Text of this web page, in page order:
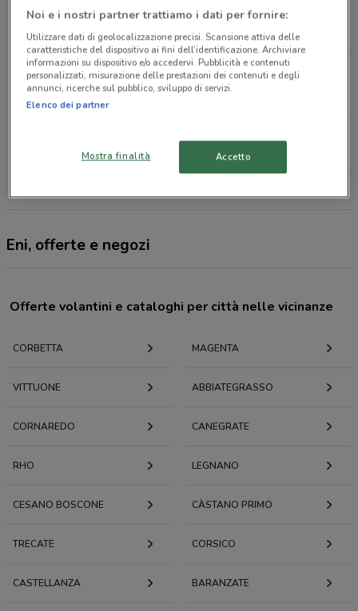
Roma / Gallina Bareggio
6.2 km
Viale Giotto Abbiategrasso
6.4 km
6.5 km
Eni, offerte e negozi
Offerte volantini e cataloghi per città nelle vicinanze
CORBETTA MAGENTA
VITTUONE ABBIATEGRASSO
CORNAREDO CANEGRATE
RHO LEGNANO
CESANO BOSCONE CÀSTANO PRIMO
TRECATE CORSICO
CASTELLANZA BARANZATE
Noi e i nostri partner trattiamo i dati per fornire:
Utilizzare dati di geolocalizzazione precisi. Scansione attiva delle
caratteristiche del dispositivo ai fini dell’identificazione. Archiviare
informazioni su dispositivo e/o accedervi. Pubblicità e contenuti
personalizzati, misurazione delle prestazioni dei contenuti e degli
annunci, ricerche sul pubblico, sviluppo di servizi.
Elenco dei partner
Mostra finalità Accetto